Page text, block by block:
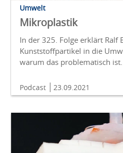
Umwelt
Mikroplastik
In der 325. Folge erklärt Ralf
Kunststoffpartikel in die
warum das problematisch ist.
Podcast 23.09.2021